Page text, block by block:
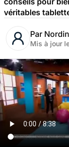
véritables
Par
Mis à jour